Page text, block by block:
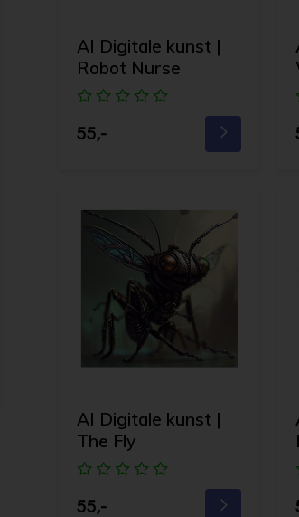
AI Digitale kunst |
Robot Nurse
55,-
AI Digitale kunst |
The Fly
55,-